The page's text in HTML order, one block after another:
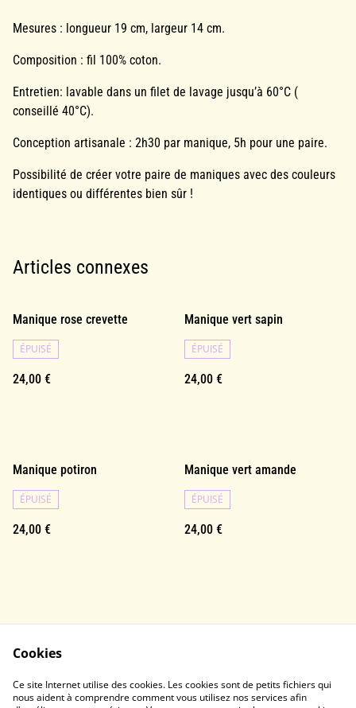
Mesures : longueur 19 cm, largeur 14 cm.
Composition : fil 100% coton.
Entretien: lavable dans un filet de lavage jusqu’à 60°C (
conseillé 40°C).
Conception artisanale : 2h30 par manique, 5h pour une paire.
Possibilité de créer votre paire de maniques avec des couleurs
identiques ou différentes bien sûr !
Articles connexes
Manique rose crevette
ÉPUISÉ
24,00 €
Manique vert sapin
ÉPUISÉ
24,00 €
Manique potiron
ÉPUISÉ
24,00 €
Manique vert amande
ÉPUISÉ
24,00 €
CONTACTS
CGU
POINTS DE VENTE
COOKIES
Cookies
Ce site Internet utilise des cookies. Les cookies sont de petits fichiers qui
nous aident à comprendre comment vous utilisez nos services afin